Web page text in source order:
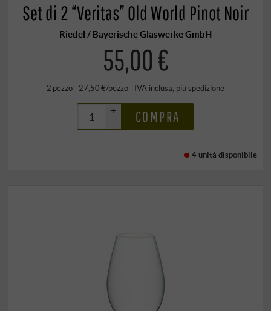
Set di 2 “Veritas” Old World Pinot Noir
Riedel / Bayerische Glaswerke GmbH
55,00 €
2 pezzo · 27,50 €/pezzo · IVA inclusa , più spedizione
+
–
COMPRA
4 unità disponibile